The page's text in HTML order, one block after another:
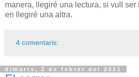
manera, llegiré una lectura, si vull ser
en llegiré una altra.
4 comentaris:
dimarts, 2 de febrer del 2021